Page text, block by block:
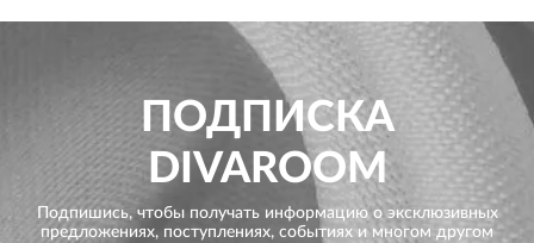
ПОДПИСКА
DIVAROOM
Подпишись, чтобы получать информацию о эксклюзивных
предложениях, поступлениях, событиях и многом другом